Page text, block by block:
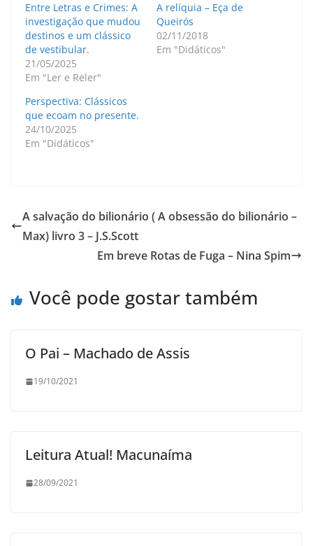
Entre Letras e Crimes: A
investigação que mudou
destinos e um clássico
de vestibular.
21/05/2025
Em "Ler e Reler"
A relíquia – Eça de
Queirós
02/11/2018
Em "Didáticos"
Perspectiva: Clássicos
que ecoam no presente.
24/10/2025
Em "Didáticos"
A salvação do bilionário ( A obsessão do bilionário –
Max) livro 3 – J.S.Scott
Em breve Rotas de Fuga – Nina Spim
Você pode gostar também
O Pai – Machado de Assis
19/10/2021
Leitura Atual! Macunaíma
28/09/2021